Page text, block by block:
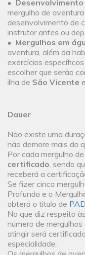
•
mergulho de
desenvolvimento de
instrutor antes ou
• Mergulhos em
aventura, além da
exercícios
escolher que serão
ilha de São Vicente
Dauer
Não existe uma
não demore mais do
Por cada mergulho
certificado, sendo
receberá a
Se fizer cinco
Profundo e o
obterá o titulo de
No que diz respeito
número de
atingir será
especialidade;